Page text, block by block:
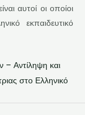
αυτοί οι οποίοι
εκπαιδευτικό
– Αντίληψη και
στο Ελληνικό